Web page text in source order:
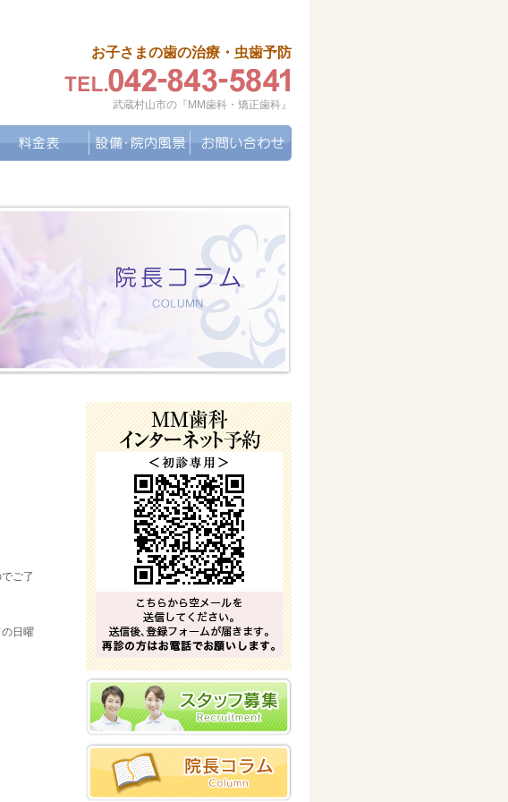
お子さまの歯の治療・虫歯予防
武蔵村山市の『MM歯科・矯正歯科』
ご了
日曜